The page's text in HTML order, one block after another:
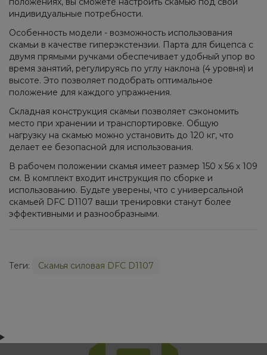
индивидуальные потребности.
Особенность модели - возможность использования
скамьи в качестве гиперэкстензии. Парта для бицепса с
двумя прямыми ручками обеспечивает удобный упор во
время занятий, регулируясь по углу наклона (4 уровня) и
высоте. Это позволяет подобрать оптимальное
положение для каждого упражнения.
Складная конструкция скамьи позволяет сэкономить
место при хранении и транспортировке. Общую
нагрузку на скамью можно установить до 120 кг, что
делает ее безопасной для использования.
В рабочем положении скамья имеет размер 150 х 56 х 109
см. В комплект входит инструкция по сборке и
использованию. Будьте уверены, что с универсальной
скамьей DFC D1107 ваши тренировки станут более
эффективными и разнообразными.
Теги: Cкамья силовая DFC D1107